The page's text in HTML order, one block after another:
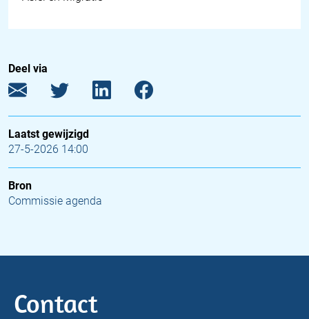
Deel via
Laatst gewijzigd
27-5-2026 14:00
Bron
Commissie agenda
Contact